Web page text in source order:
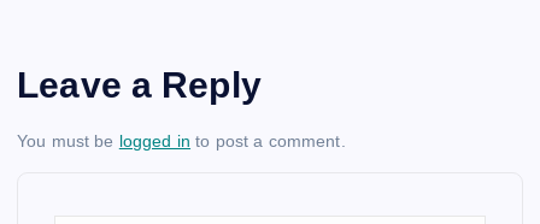
Leave a Reply
You must be logged in to post a comment.